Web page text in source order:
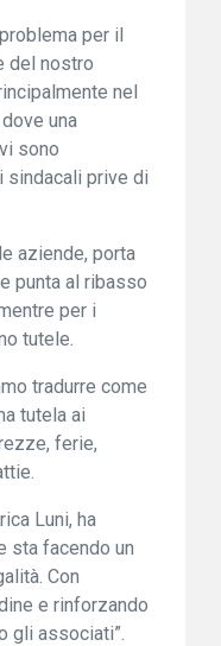
per il
del nostro
nel
una
sono
prive di
aziende, porta
punta al ribasso
per i
tutele.
tradurre come
tutela ai
ferie,
Luni, ha
sta facendo un
Con
e rinforzando
gli associati”.